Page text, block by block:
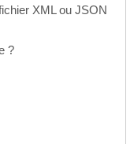
XML ou JSON
?